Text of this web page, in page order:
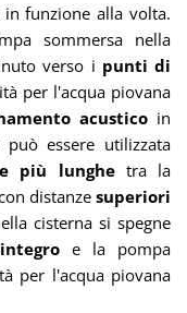
funzione alla volta.
sommersa nella
verso i punti di
per l'acqua piovana
acustico in
essere utilizzata
più lunghe tra la
distanze superiori
cisterna si spegne
e la pompa
per l'acqua piovana